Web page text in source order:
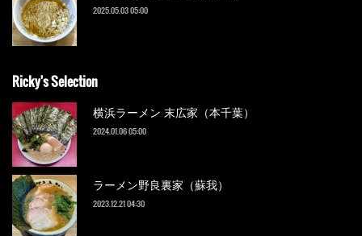
2025.05.03 05:00
Ricky's Selection
横浜ラーメン 末広家（本千葉）
2024.01.06 05:00
ラーメン野良裏家（蘇我）
2023.12.21 04:30